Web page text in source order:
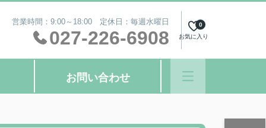
営業時間：9:00～18:00 定休日：毎週水曜日
027-226-6908 お気に入り
0
お問い合わせ